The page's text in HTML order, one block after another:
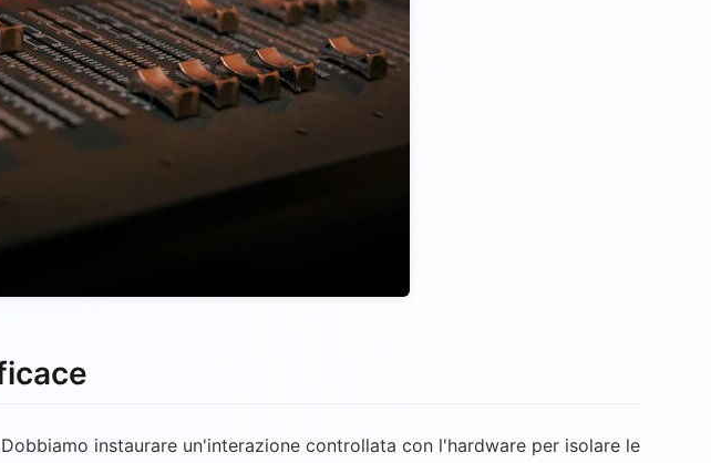
instaurare un'interazione controllata con l'hardware per isolare le